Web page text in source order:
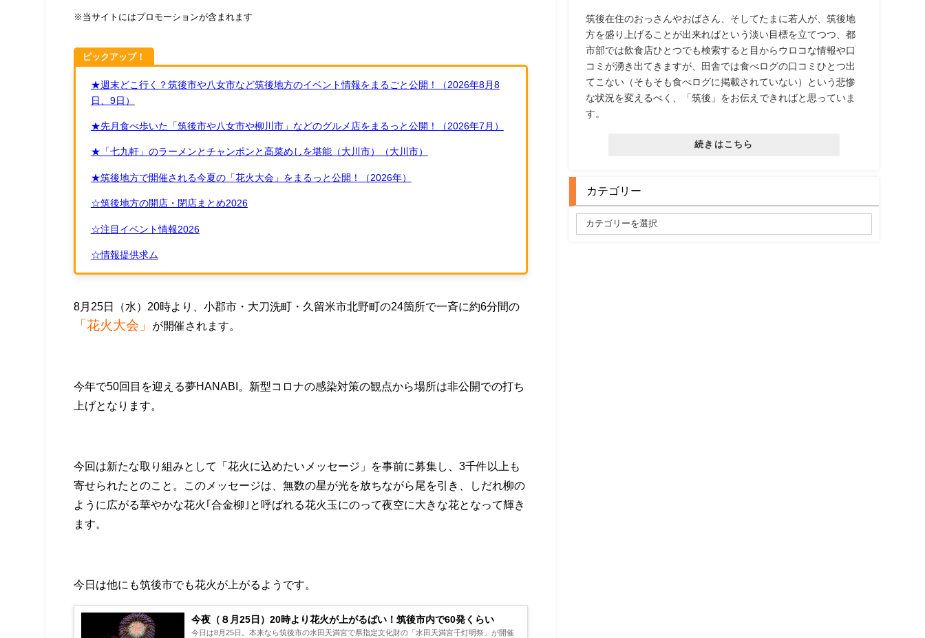
※当サイトにはプロモーションが含まれます
ピックアップ！
★週末どこ行く？筑後市や八女市など筑後地方のイベント情報をまるごと公開！（2026年8月8
日、9日）
★先月食べ歩いた「筑後市や八女市や柳川市」などのグルメ店をまるっと公開！（2026年7月）
★「七九軒」のラーメンとチャンポンと高菜めしを堪能（大川市）（大川市）
★筑後地方で開催される今夏の「花火大会」をまるっと公開！（2026年）
☆筑後地方の開店・閉店まとめ2026
☆注目イベント情報2026
☆情報提供求ム
8月25日（水）20時より、小郡市・大刀洗町・久留米市北野町の24箇所で一斉に約6分間の
「花火大会」 が開催されます。
今年で50回目を迎える夢HANABI。新型コロナの感染対策の観点から場所は非公開での打ち
上げとなります。
今回は新たな取り組みとして「花火に込めたいメッセージ」を事前に募集し、3千件以上も
寄せられたとのこと。このメッセージは、無数の星が光を放ちながら尾を引き、しだれ柳の
ように広がる華やかな花火｢合金柳｣と呼ばれる花火玉にのって夜空に大きな花となって輝き
ます。
今日は他にも筑後市でも花火が上がるようです。
今夜（８月25日）20時より花火が上がるばい！筑後市内で60発くらい
今日は8月25日。本来なら筑後市の水田天満宮で県指定文化財の「水田天満宮千灯明祭」が開催
筑後在住のおっさんやおばさん、そしてたまに若人が、筑後地
方を盛り上げることが出来ればという淡い目標を立てつつ、都
市部では飲食店ひとつでも検索すると目からウロコな情報や口
コミが湧き出てきますが、田舎では食べログの口コミひとつ出
てこない（そもそも食べログに掲載されていない）という悲惨
な状況を変えるべく、「筑後」をお伝えできればと思っていま
す。
続きはこちら
カテゴリー